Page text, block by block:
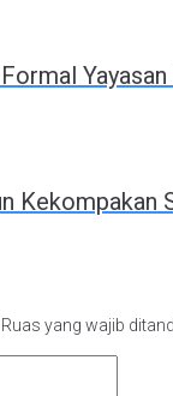
Ruas yang wajib